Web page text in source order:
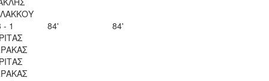
- 1
84' 84'